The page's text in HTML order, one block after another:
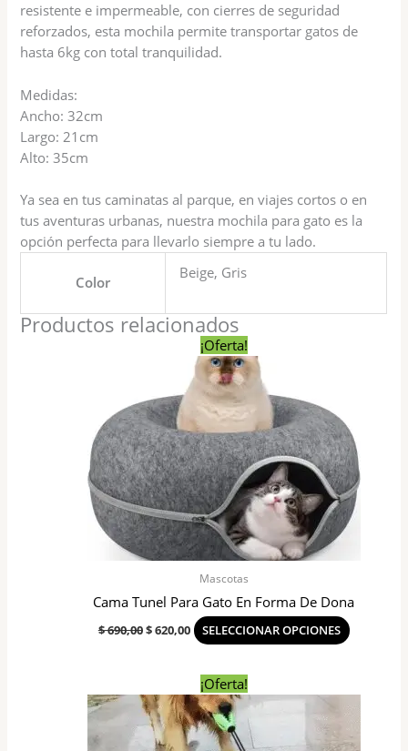
resistente e impermeable, con cierres de seguridad
reforzados, esta mochila permite transportar gatos de
hasta 6kg con total tranquilidad.
Medidas:
Ancho: 32cm
Largo: 21cm
Alto: 35cm
Ya sea en tus caminatas al parque, en viajes cortos o en
tus aventuras urbanas, nuestra mochila para gato es la
opción perfecta para llevarlo siempre a tu lado.
Color
Beige, Gris
Productos relacionados
¡Oferta!
Mascotas
Cama Tunel Para Gato En Forma De Dona
$690,00
$ 690,00.
$620,00
precio
actual
es:
$ 620,00.
SELECCIONAR OPCIONES
Las
opciones
se
pueden
página
producto
¡Oferta!
precio
original
era:
$ 590,00.
El
precio
actual
es:
$ 450,00.